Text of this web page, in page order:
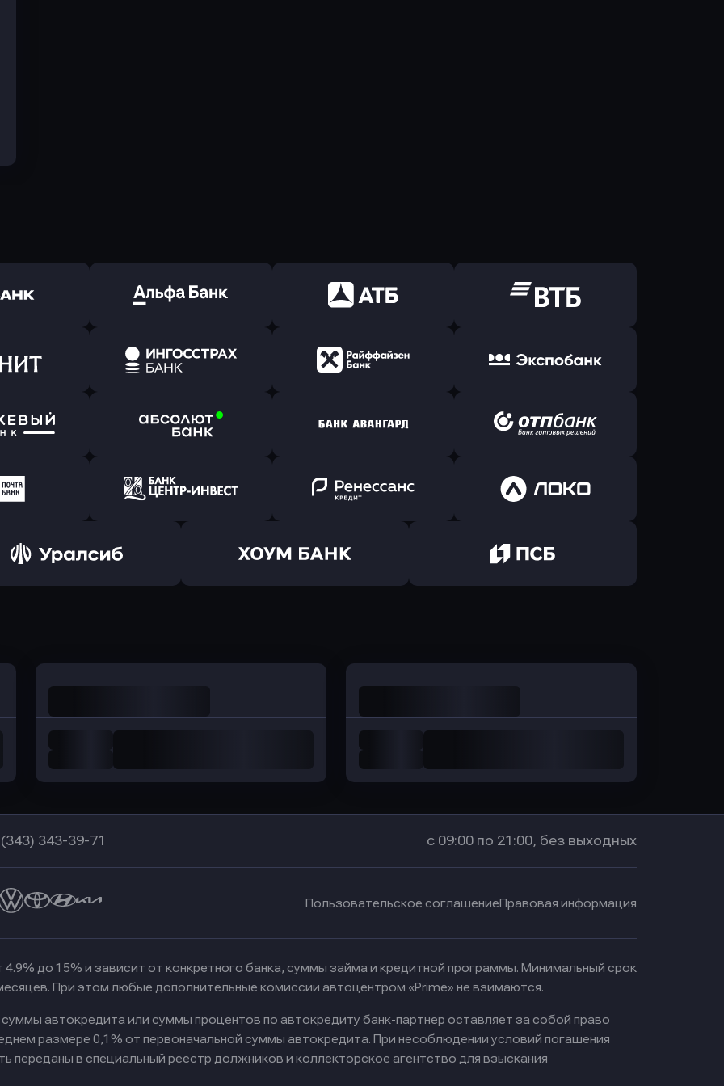
заявку
Оправить заявку
в Альфа-Банк
Оправить заявку
в АТБ Банк
в ВТБ
заявку
Банк
Оправить заявку
в Ингосстрах Банк
в Райффайзен Банк
Оправить заявку
в Экспобанк
заявку
Оправить заявку
в Абсолют Банк
Оправить заявку
в Банк Авангард
Оправить заявку
в ОТП БАНК
заявку
Банк
Оправить заявку
Оправить заявку
в Ренессанс Банк
Оправить заявку
в Локо-Банк
343-39-71 с 09:00 по 21:00, без выходных
Пользовательское соглашениеПравовая информация
4.9% до 15% и зависит от конкретного банка, суммы займа и кредитной программы. Минимальный срок
При этом любые дополнительные комиссии автоцентром «Prime» не взимаются.
автокредита или суммы процентов по автокредиту банк-партнер оставляет за собой право
размере 0,1% от первоначальной суммы автокредита. При несоблюдении условий погашения
переданы в специальный реестр должников и коллекторское агентство для взыскания